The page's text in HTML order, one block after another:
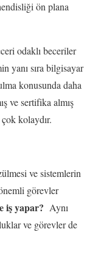
ön plana
odaklı beceriler
yanı sıra bilgisayar
konusunda daha
ve sertifika almış
kolaydır.
ve sistemlerin
görevler
iş yapar? Aynı
ve görevler de